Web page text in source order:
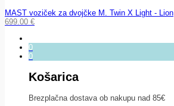
MAST voziček za dvojčke M. Twin X Light - Lion
699.00 €
0
0
Košarica
Brezplačna dostava ob nakupu nad 85€